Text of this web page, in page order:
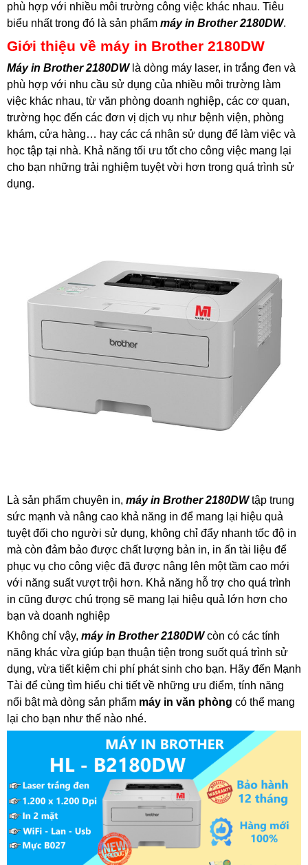
phù hợp với nhiều môi trường công việc khác nhau. Tiêu
biểu nhất trong đó là sản phẩm máy in Brother 2180DW.
Giới thiệu về máy in Brother 2180DW
Máy in Brother 2180DWlà dòng máy laser, in trắng đen và
phù hợp với nhu cầu sử dụng của nhiều môi trường làm
việc khác nhau, từ văn phòng doanh nghiệp, các cơ quan,
trường học đến các đơn vị dịch vụ như bệnh viện, phòng
khám, cửa hàng… hay các cá nhân sử dụng để làm việc và
học tập tại nhà. Khả năng tối ưu tốt cho công việc mang lại
cho bạn những trải nghiệm tuyệt vời hơn trong quá trình sử
dụng.
Là sản phẩm chuyên in, máy in Brother 2180DWtập trung
sức mạnh và nâng cao khả năng in để mang lại hiệu quả
tuyệt đối cho người sử dụng, không chỉ đẩy nhanh tốc độ in
mà còn đảm bảo được chất lượng bản in, in ấn tài liệu để
phục vụ cho công việc đã được nâng lên một tầm cao mới
với năng suất vượt trội hơn. Khả năng hỗ trợ cho quá trình
in cũng được chú trọng sẽ mang lại hiệu quả lớn hơn cho
bạn và doanh nghiệp
Không chỉ vậy, máy in Brother 2180DWcòn có các tính
năng khác vừa giúp bạn thuận tiện trong suốt quá trình sử
dụng, vừa tiết kiệm chi phí phát sinh cho bạn. Hãy đến Mạnh
Tài để cùng tìm hiểu chi tiết về những ưu điểm, tính năng
nổi bật mà dòng sản phẩm máy in văn phòng có thể mang
lại cho bạn như thế nào nhé.